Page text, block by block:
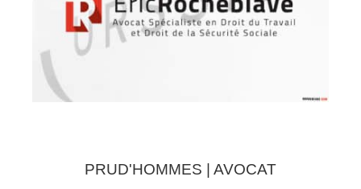
PRUD'HOMMES | AVOCAT